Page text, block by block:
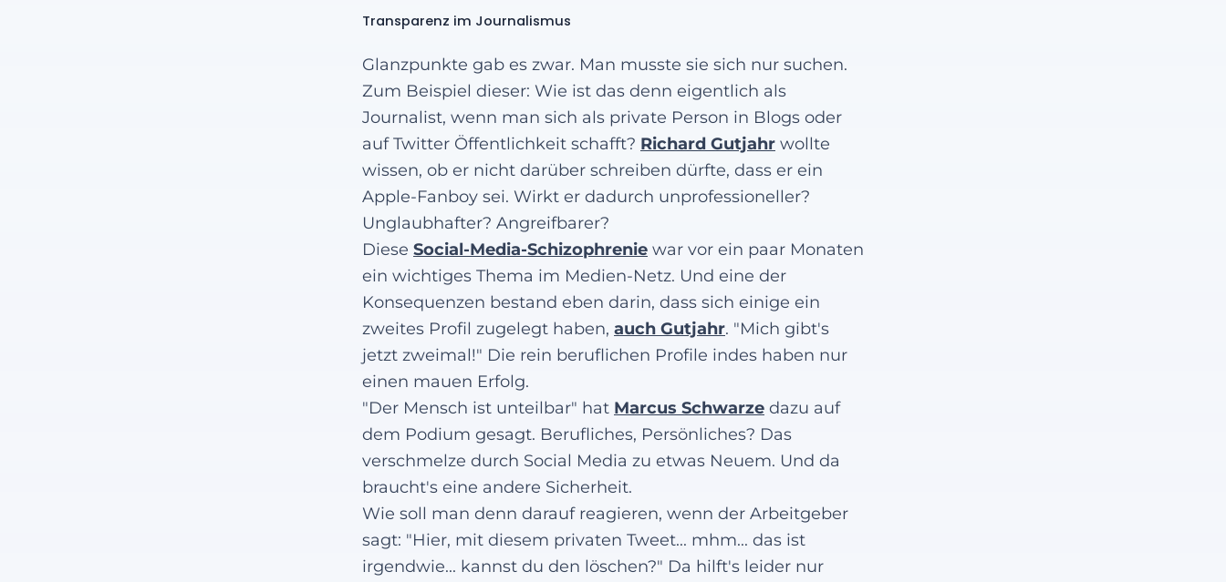
Transparenz im Journalismus
Glanzpunkte gab es zwar. Man musste sie sich nur suchen.
Zum Beispiel dieser: Wie ist das denn eigentlich als
Journalist, wenn man sich als private Person in Blogs oder
auf Twitter Öffentlichkeit schafft? Richard Gutjahr wollte
wissen, ob er nicht darüber schreiben dürfte, dass er ein
Apple-Fanboy sei. Wirkt er dadurch unprofessioneller?
Unglaubhafter? Angreifbarer?
Diese Social-Media-Schizophrenie war vor ein paar Monaten
ein wichtiges Thema im Medien-Netz. Und eine der
Konsequenzen bestand eben darin, dass sich einige ein
zweites Profil zugelegt haben, auch Gutjahr. "Mich gibt's
jetzt zweimal!" Die rein beruflichen Profile indes haben nur
einen mauen Erfolg.
"Der Mensch ist unteilbar" hat Marcus Schwarze dazu auf
dem Podium gesagt. Berufliches, Persönliches? Das
verschmelze durch Social Media zu etwas Neuem. Und da
braucht's eine andere Sicherheit.
Wie soll man denn darauf reagieren, wenn der Arbeitgeber
sagt: "Hier, mit diesem privaten Tweet... mhm... das ist
irgendwie... kannst du den löschen?" Da hilft's leider nur